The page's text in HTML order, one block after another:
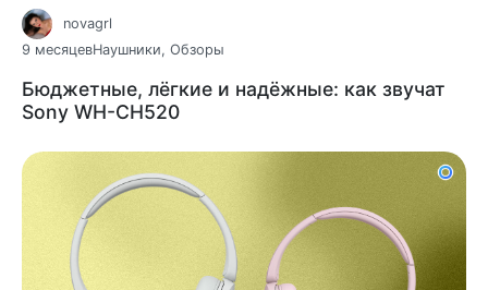
novagrl
9 месяцевНаушники, Обзоры
Бюджетные, лёгкие и надёжные: как звучат
Sony WH-CH520